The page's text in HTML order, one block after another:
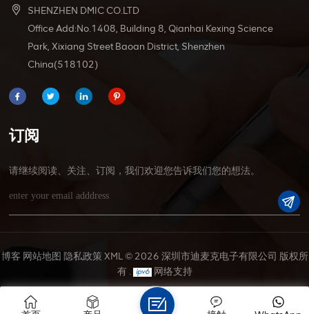
SHENZHEN DMIC CO.LTD
Office Add:No.1408, Building 8, Qianhai Kexing Science
Park, Xixiang Street Baoan District, Shenzhen
China(518102)
订阅
请继续阅读、关注、订阅，我们欢迎您告诉我们您的想法。
博客 网站地图 隐私政策 XML© 2026 深圳市迪麦克电子有限公司 版权所
有 .
网络支持